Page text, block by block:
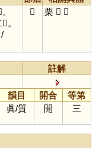
。
𠧪 栗 𣡷 𣡼
註解
韻目 開合
等第
眞/質 開 三